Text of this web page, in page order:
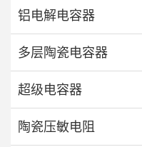
铝电解电容器
多层陶瓷电容器
超级电容器
陶瓷压敏电阻